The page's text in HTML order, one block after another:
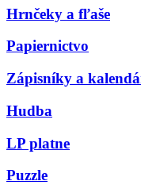
Hrnčeky a fľaše
Papiernictvo
Zápisníky a
Hudba
LP platne
Puzzle